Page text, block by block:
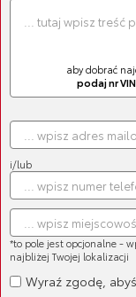
aby dobrać
podaj nr VIN
i/lub
*to pole jest opcjonalne -
najbliżej Twojej lokalizacji
Wyraź zgodę,